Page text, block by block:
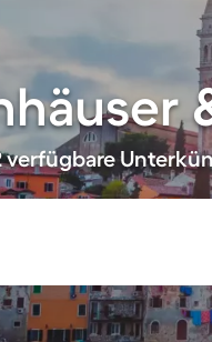
verfügbare